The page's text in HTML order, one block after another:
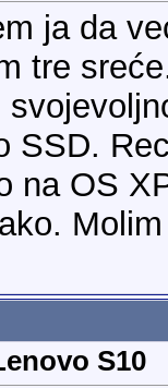
ja da
tre
SSD.
na OS
S10